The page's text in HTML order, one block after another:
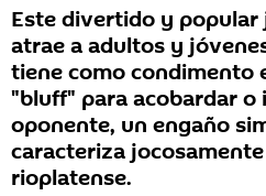
Este divertido y popular
atrae a adultos y
tiene como condimento
"bluff" para acobardar o
oponente, un engaño
caracteriza
rioplatense.